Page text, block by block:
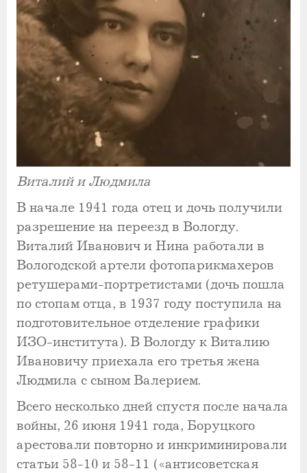
Виталий и Людмила
В начале 1941 года отец и дочь получили
разрешение на переезд в Вологду.
Виталий Иванович и Нина работали в
Вологодской артели фотопарикмахеров
ретушерами-портретистами (дочь пошла
по стопам отца, в 1937 году поступила на
подготовительное отделение графики
ИЗО-института). В Вологду к Виталию
Ивановичу приехала его третья жена
Людмила с сыном Валерием.
Всего несколько дней спустя после начала
войны, 26 июня 1941 года, Боруцкого
арестовали повторно и инкриминировали
статьи 58-10 и 58-11 («антисоветская